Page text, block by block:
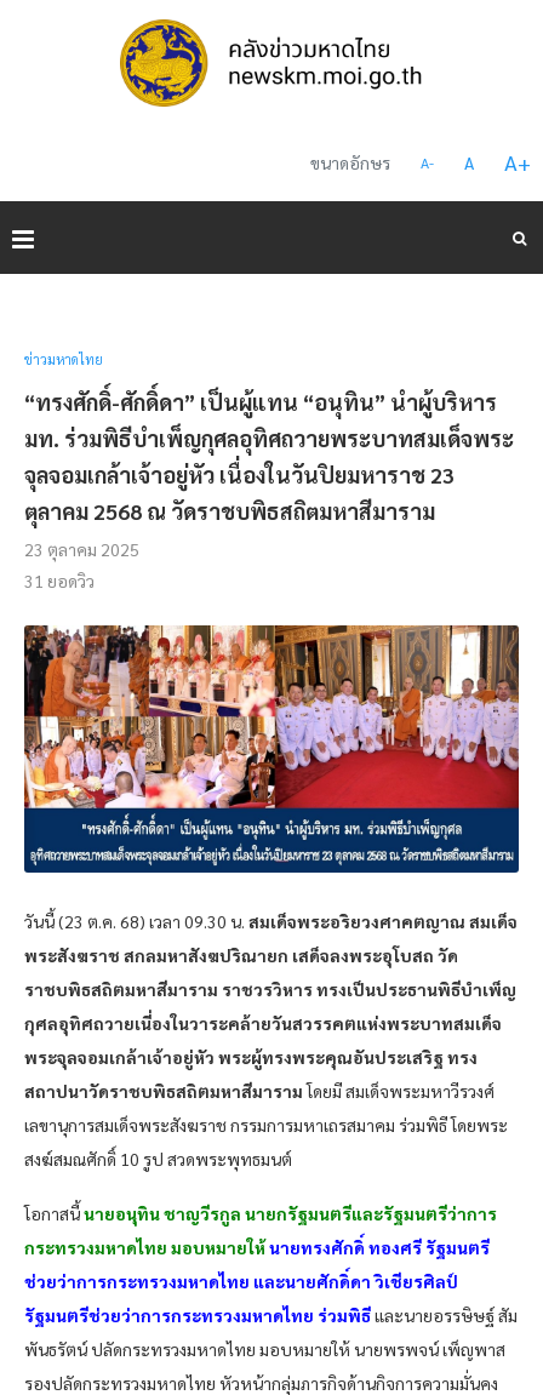
ขนาดอักษร A- A A+
ข่าวมหาดไทย
“ทรงศักดิ์-ศักดิ์ดา” เป็นผู้แทน “อนุทิน” นำผู้บริหาร
มท. ร่วมพิธีบำเพ็ญกุศลอุทิศถวายพระบาทสมเด็จพระ
จุลจอมเกล้าเจ้าอยู่หัว เนื่องในวันปิยมหาราช 23
ตุลาคม 2568 ณ วัดราชบพิธสถิตมหาสีมาราม
23 ตุลาคม 2025
31 ยอดวิว
วันนี้ (23 ต.ค. 68) เวลา 09.30 น. สมเด็จพระอริยวงศาคตญาณ สมเด็จ
พระสังฆราช สกลมหาสังฆปริณายก เสด็จลงพระอุโบสถ วัด
ราชบพิธสถิตมหาสีมาราม ราชวรวิหาร ทรงเป็นประธานพิธีบำเพ็ญ
กุศลอุทิศถวายเนี่องในวาระคล้ายวันสวรรคตแห่งพระบาทสมเด็จ
พระจุลจอมเกล้าเจ้าอยู่หัว พระผู้ทรงพระคุณอันประเสริฐ ทรง
สถาปนาวัดราชบพิธสถิตมหาสีมารามโดยมี สมเด็จพระมหาวีรวงศ์
เลขานุการสมเด็จพระสังฆราช กรรมการมหาเถรสมาคม ร่วมพิธี โดยพระ
สงฆ์สมณศักดิ์ 10 รูป สวดพระพุทธมนต์
โอกาสนี้นายอนุทิน ชาญวีรกูล นายกรัฐมนตรีและรัฐมนตรีว่าการ
กระทรวงมหาดไทย มอบหมายให้นายทรงศักดิ์ ทองศรี รัฐมนตรี
ช่วยว่าการกระทรวงมหาดไทย และนายศักดิ์ดา วิเชียรศิลป์
รัฐมนตรีช่วยว่าการกระทรวงมหาดไทย ร่วมพิธีและนายอรรษิษฐ์ สัม
พันธรัตน์ ปลัดกระทรวงมหาดไทย มอบหมายให้ นายพรพจน์ เพ็ญพาส
รองปลัดกระทรวงมหาดไทย หัวหน้ากลุ่มภารกิจด้านกิจการความมั่นคง